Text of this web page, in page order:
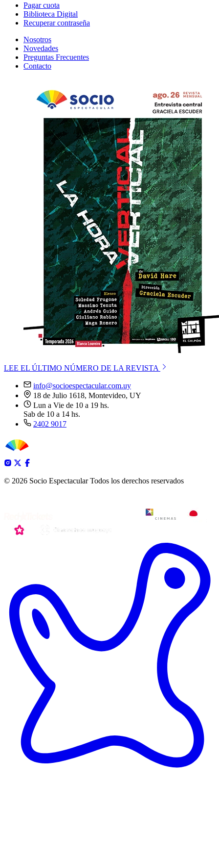
Pagar cuota
Biblioteca Digital
Recuperar contraseña
Nosotros
Novedades
Preguntas Frecuentes
Contacto
LEE EL ÚLTIMO NÚMERO DE LA REVISTA
info@socioespectacular.com.uy
18 de Julio 1618, Montevideo, UY
Lun a Vie de 10 a 19 hs.
Sab de 10 a 14 hs.
2402 9017
© 2026 Socio Espectacular Todos los derechos reservados